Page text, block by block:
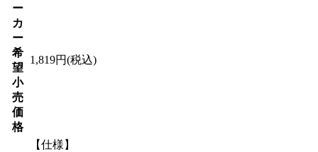
ー
カ
ー
希
望
小
売
価
格
1,819円(税込)
【仕様】